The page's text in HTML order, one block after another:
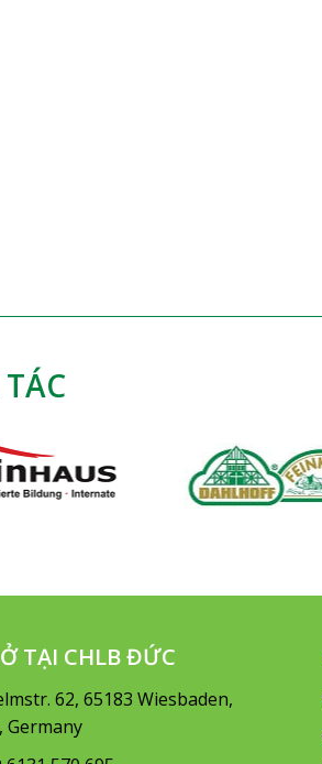
TẠI CHLB ĐỨC
62, 65183 Wiesbaden,
Germany